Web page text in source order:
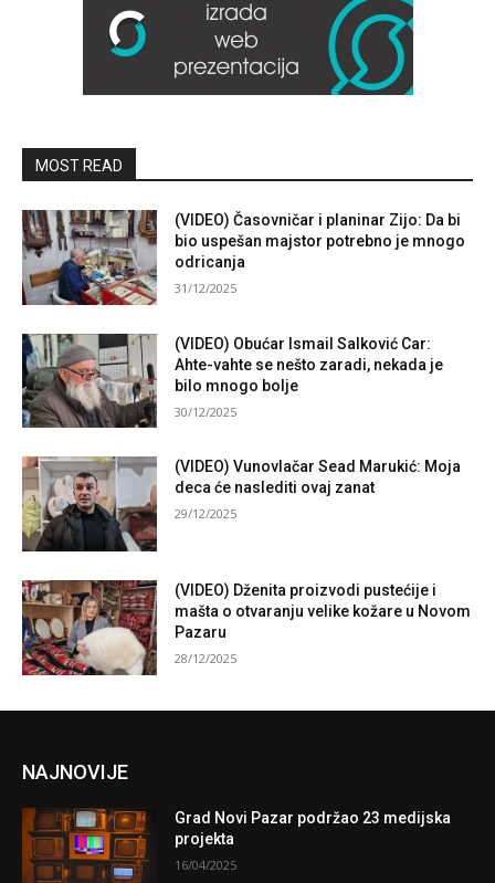
MOST READ
(VIDEO) Časovničar i planinar Zijo: Da bi
bio uspešan majstor potrebno je mnogo
odricanja
31/12/2025
(VIDEO) Obućar Ismail Salković Car:
Ahte-vahte se nešto zaradi, nekada je
bilo mnogo bolje
30/12/2025
(VIDEO) Vunovlačar Sead Marukić: Moja
deca će naslediti ovaj zanat
29/12/2025
(VIDEO) Dženita proizvodi pustećije i
mašta o otvaranju velike kožare u Novom
Pazaru
28/12/2025
NAJNOVIJE
Grad Novi Pazar podržao 23 medijska
projekta
16/04/2025